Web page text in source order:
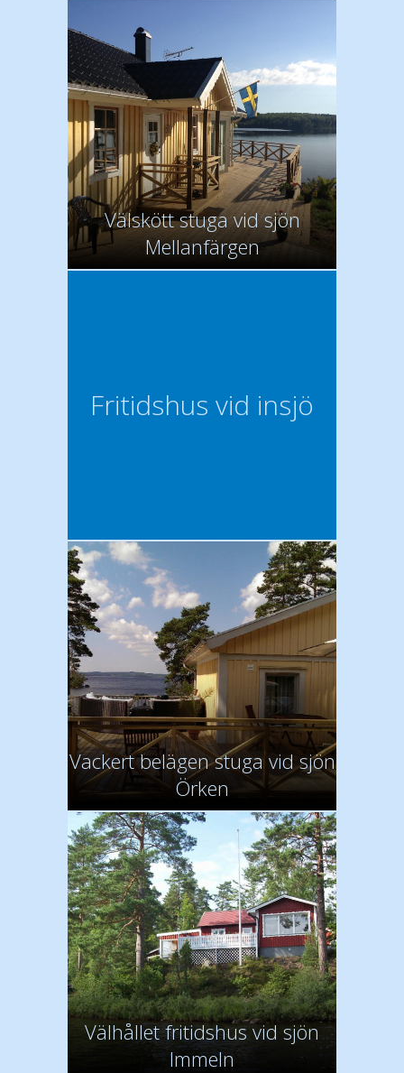
Välskött stuga vid sjön
Mellanfärgen
Fritidshus vid insjö
Vackert belägen stuga vid sjön
Örken
Välhållet fritidshus vid sjön
Immeln